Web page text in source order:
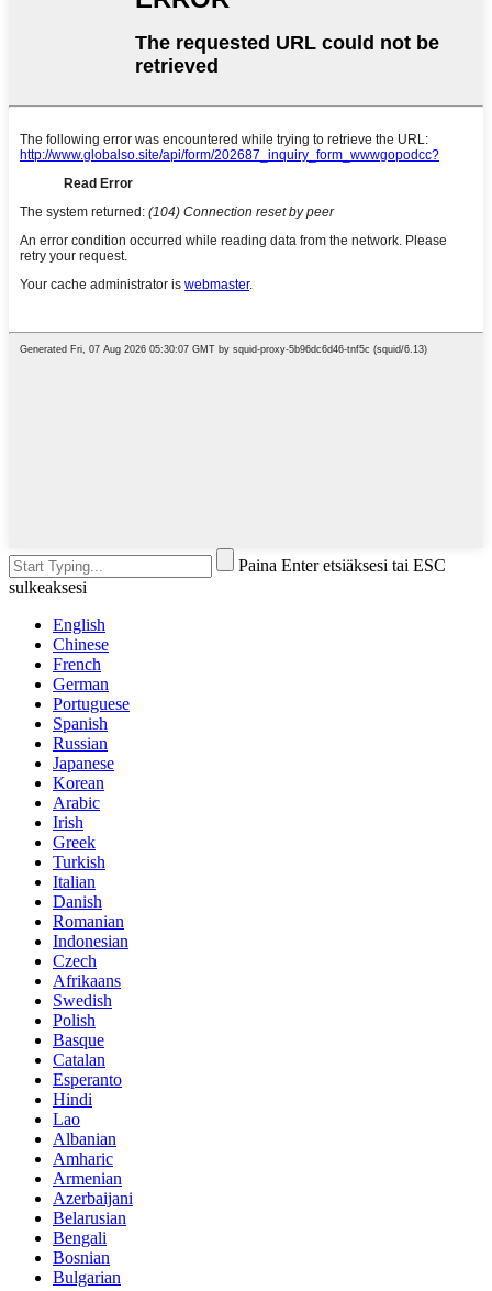
Paina Enter etsiäksesi tai ESC
sulkeaksesi
English
Chinese
French
German
Portuguese
Spanish
Russian
Japanese
Korean
Arabic
Irish
Greek
Turkish
Italian
Danish
Romanian
Indonesian
Czech
Afrikaans
Swedish
Polish
Basque
Catalan
Esperanto
Hindi
Lao
Albanian
Amharic
Armenian
Azerbaijani
Belarusian
Bengali
Bosnian
Bulgarian